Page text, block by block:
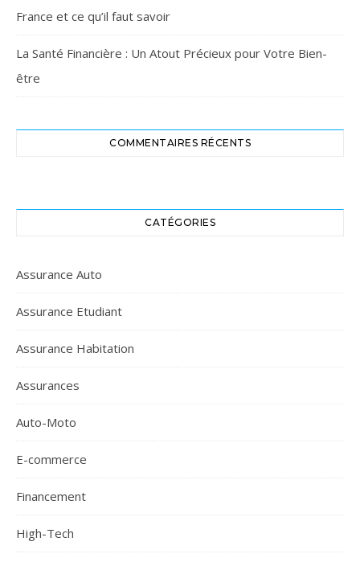
France et ce qu’il faut savoir
La Santé Financière : Un Atout Précieux pour Votre Bien-
être
COMMENTAIRES RÉCENTS
CATÉGORIES
Assurance Auto
Assurance Etudiant
Assurance Habitation
Assurances
Auto-Moto
E-commerce
Financement
High-Tech